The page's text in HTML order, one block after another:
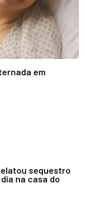
em
sequestro
na casa do